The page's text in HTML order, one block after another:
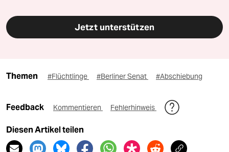
Jetzt unterstützen
Themen #Flüchtlinge #Berliner Senat #Abschiebung
Feedback Kommentieren Fehlerhinweis
Diesen Artikel teilen